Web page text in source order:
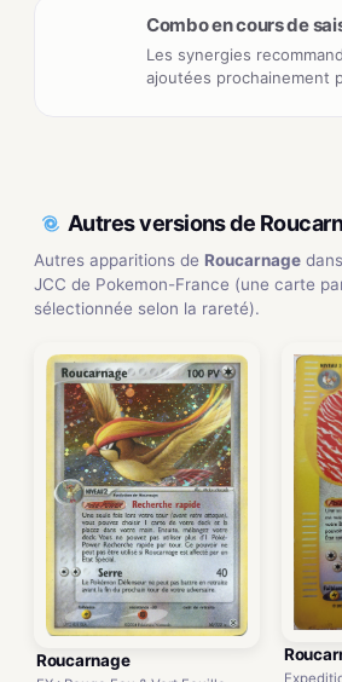
Combo en cours de
Les synergies
ajoutées prochainement
Autres versions de
Autres apparitions de Roucarnage
JCC de Pokemon-France (une carte
sélectionnée selon la rareté).
Roucarnage